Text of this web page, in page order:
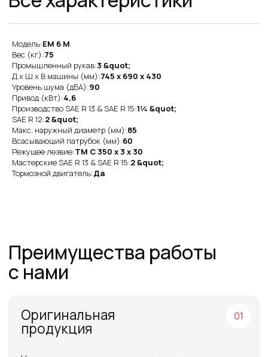
Модель:EM 6 M
Вес (кг):75
Промышленный рукав:3 &quot;
Д x Ш x В машины (мм):745 x 690 x 430
Уровень шума (дБА):90
Привод (кВт):4,6
Производство SAE R 13 & SAE R 15:1¼ &quot;
SAE R 12:2 &quot;
Макс. наружный диаметр (мм):85
Всасывающий патрубок (мм):60
Режущее лезвие:TM C 350 x 3 x 30
Мастерские SAE R 13 & SAE R 15:2 &quot;
Тормозной двигатель:Да
Оригинальная
продукция
Наша компания одна из немногих, кто еще
поставляет оригинальную продукцию Gates
с заводов Польши, Индии и США
Товары в наличии
на складе
На складе в Санкт-Петербурге рукава 1SN,
Работаем напрямую от производителей,
поэтому можем предложить лучшие
цены на рынке
профессионалов
Более 12 лет в продажах и обслуживании
эффективную продукцию
Преимущества работы
с нами